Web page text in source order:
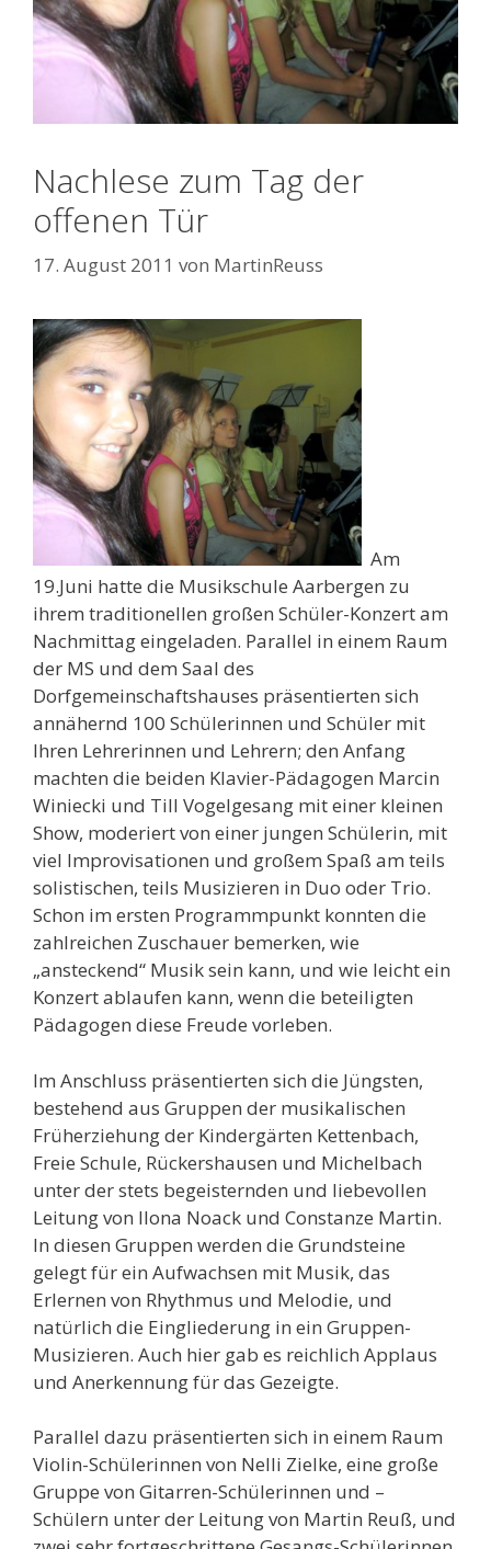
Nachlese zum Tag der
offenen Tür
17. August 2011 von MartinReuss
Am
19.Juni hatte die Musikschule Aarbergen zu
ihrem traditionellen großen Schüler-Konzert am
Nachmittag eingeladen. Parallel in einem Raum
der MS und dem Saal des
Dorfgemeinschaftshauses präsentierten sich
annähernd 100 Schülerinnen und Schüler mit
Ihren Lehrerinnen und Lehrern; den Anfang
machten die beiden Klavier-Pädagogen Marcin
Winiecki und Till Vogelgesang mit einer kleinen
Show, moderiert von einer jungen Schülerin, mit
viel Improvisationen und großem Spaß am teils
solistischen, teils Musizieren in Duo oder Trio.
Schon im ersten Programmpunkt konnten die
zahlreichen Zuschauer bemerken, wie
„ansteckend“ Musik sein kann, und wie leicht ein
Konzert ablaufen kann, wenn die beteiligten
Pädagogen diese Freude vorleben.
Im Anschluss präsentierten sich die Jüngsten,
bestehend aus Gruppen der musikalischen
Früherziehung der Kindergärten Kettenbach,
Freie Schule, Rückershausen und Michelbach
unter der stets begeisternden und liebevollen
Leitung von Ilona Noack und Constanze Martin.
In diesen Gruppen werden die Grundsteine
gelegt für ein Aufwachsen mit Musik, das
Erlernen von Rhythmus und Melodie, und
natürlich die Eingliederung in ein Gruppen-
Musizieren. Auch hier gab es reichlich Applaus
und Anerkennung für das Gezeigte.
Parallel dazu präsentierten sich in einem Raum
Violin-Schülerinnen von Nelli Zielke, eine große
Gruppe von Gitarren-Schülerinnen und –
Schülern unter der Leitung von Martin Reuß, und